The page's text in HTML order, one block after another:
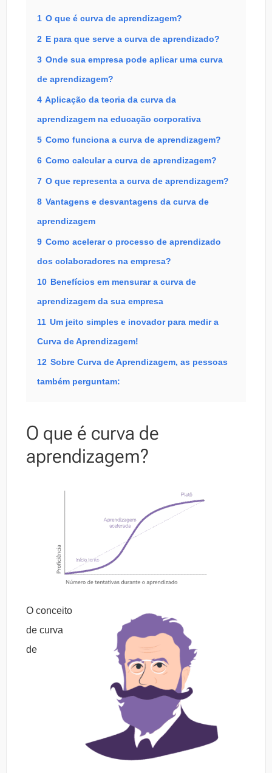
1 O que é curva de aprendizagem?
2 E para que serve a curva de aprendizado?
3 Onde sua empresa pode aplicar uma curva
de aprendizagem?
4 Aplicação da teoria da curva da
aprendizagem na educação corporativa
5 Como funciona a curva de aprendizagem?
6 Como calcular a curva de aprendizagem?
7 O que representa a curva de aprendizagem?
8 Vantagens e desvantagens da curva de
aprendizagem
9 Como acelerar o processo de aprendizado
dos colaboradores na empresa?
10 Benefícios em mensurar a curva de
aprendizagem da sua empresa
11 Um jeito simples e inovador para medir a
Curva de Aprendizagem!
12 Sobre Curva de Aprendizagem, as pessoas
também perguntam:
O que é curva de
aprendizagem?
O conceito
de curva
de